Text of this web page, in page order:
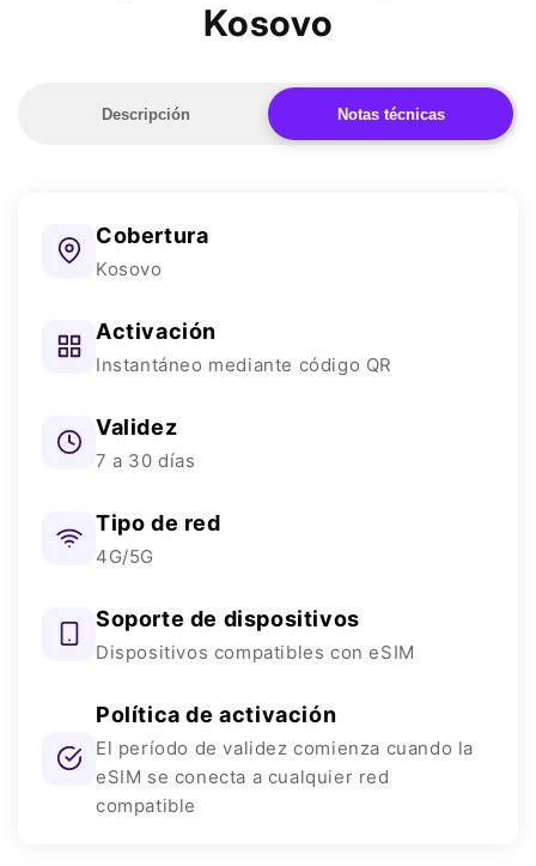
Kosovo
Descripción Notas técnicas
Cobertura
Kosovo
Activación
Instantáneo mediante código QR
Validez
7 a 30 días
Tipo de red
4G/5G
Soporte de dispositivos
Dispositivos compatibles con eSIM
Política de activación
El período de validez comienza cuando la
eSIM se conecta a cualquier red
compatible